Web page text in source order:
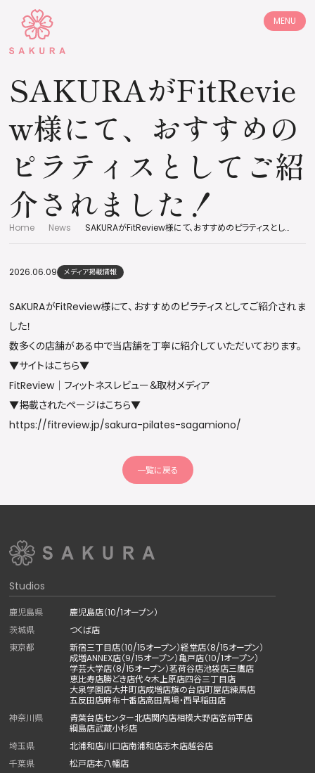
SAKURAがFitRevie
w様にて、おすすめの
ピラティスとしてご紹
介されました！
Home News SAKURAがFitReview様にて、おすすめのピラティスとしてご紹介されました！
2026.06.09 メディア掲載情報
SAKURAがFitReview様にて、おすすめのピラティスとしてご紹介されま
した！
数多くの店舗がある中で当店舗を丁寧に紹介していただいております。
▼サイトはこちら▼
FitReview｜フィットネスレビュー＆取材メディア
▼掲載されたページはこちら▼
https://fitreview.jp/sakura-pilates-sagamiono/
一覧に戻る
Studios
鹿児島県
鹿児島店（10/1オープン）
茨城県
つくば店
東京都
新宿三丁目店（10/15オープン）経堂店（8/15オープン）
成増ANNEX店（9/15オープン）亀戸店（10/1オープン）
学芸大学店（8/15オープン）茗荷谷店池袋店三鷹店
恵比寿店勝どき店代々木上原店四谷三丁目店
大泉学園店大井町店成増店旗の台店町屋店練馬店
五反田店麻布十番店高田馬場・西早稲田店
神奈川県
青葉台店センター北店関内店相模大野店宮前平店
綱島店武蔵小杉店
埼玉県
北浦和店川口店南浦和店志木店越谷店
千葉県
松戸店本八幡店
MENU
店舗情報
体験レッスン
ご利用料金
お客様の声
よくあるご質問
採用情報
お知らせ